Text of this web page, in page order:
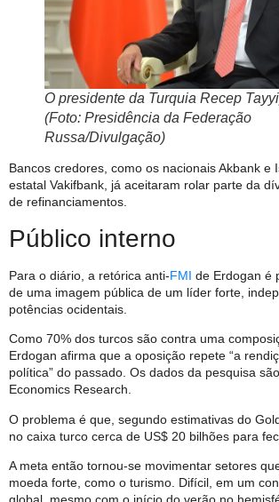
O presidente da Turquia Recep
(Foto: Presidência da Federação
Russa/Divulgação)
Bancos credores, como os nacionais Akbank e
estatal Vakifbank, já aceitaram rolar parte da
de refinanciamentos.
Público interno
Para o diário, a retórica anti-FMI de Erdogan é
de uma imagem pública de um líder forte,
potências ocidentais.
Como 70% dos turcos são contra uma
Erdogan afirma que a oposição repete “a
política” do passado. Os dados da pesquisa
Economics Research.
O problema é que, segundo estimativas do
no caixa turco cerca de US$ 20 bilhões para
A meta então tornou-se movimentar setores
moeda forte, como o turismo. Difícil, em um